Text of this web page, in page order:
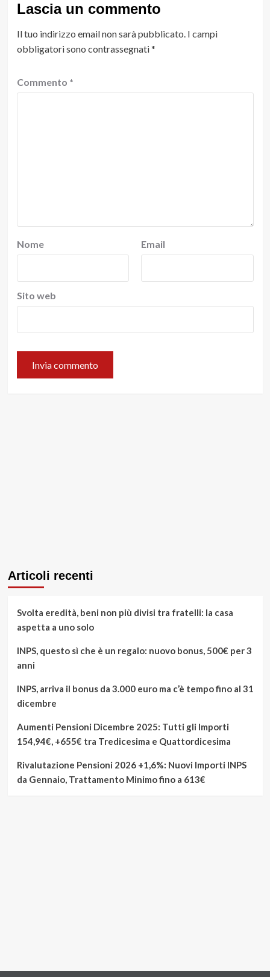
Lascia un commento
Il tuo indirizzo email non sarà pubblicato. I campi
obbligatori sono contrassegnati*
Commento *
Nome Email
Sito web
Articoli recenti
Svolta eredità, beni non più divisi tra fratelli: la casa
aspetta a uno solo
INPS, questo sì che è un regalo: nuovo bonus, 500€ per 3
anni
INPS, arriva il bonus da 3.000 euro ma c’è tempo fino al 31
dicembre
Aumenti Pensioni Dicembre 2025: Tutti gli Importi
154,94€, +655€ tra Tredicesima e Quattordicesima
Rivalutazione Pensioni 2026 +1,6%: Nuovi Importi INPS
da Gennaio, Trattamento Minimo fino a 613€